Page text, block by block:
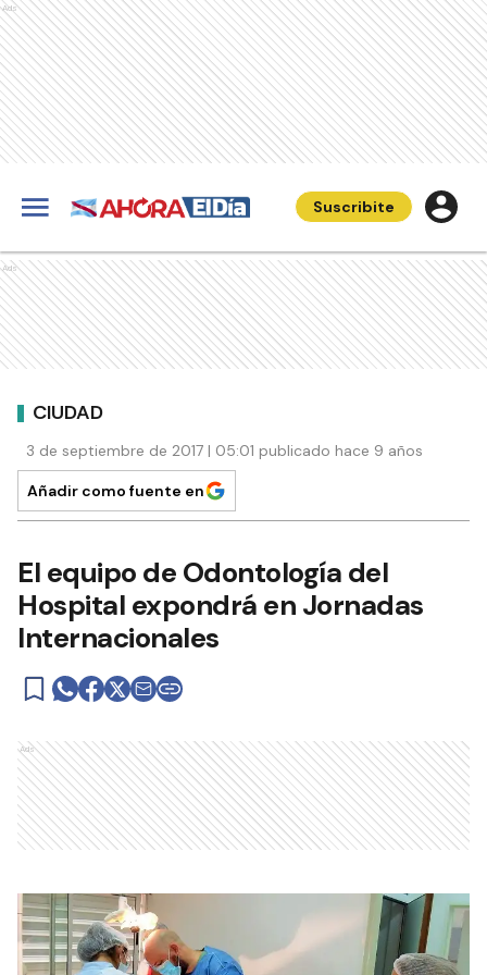
Ads
Suscribite
Ads
CIUDAD
3 de septiembre de 2017 | 05:01 publicado hace 9 años
Añadir como fuente en
El equipo de Odontología del
Hospital expondrá en Jornadas
Internacionales
Ads